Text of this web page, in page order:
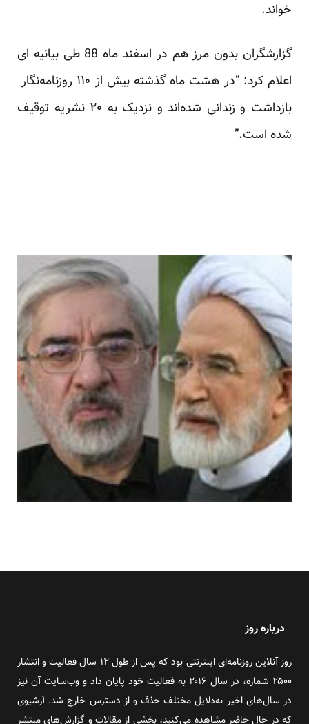
خواند.
گزارشگران بدون مرز هم در اسفند ماه 88 طی بیانیه ای
اعلام کرد: “در هشت ماه گذشته بیش از ۱۱۰ روزنامه‌نگار
بازداشت و زندانی شده‌اند و نزدیک به ۲۰ نشریه توقیف
شده است.”
درباره روز
روز آنلاین روزنامه‌ای اینترنتی بود که پس از طول ۱۲ سال فعالیت و انتشار
۲۵۰۰ شماره، در سال ۲۰۱۶ به فعالیت خود پایان داد و وب‌سایت آن نیز
در سال‌های اخیر به‌دلایل مختلف حذف و از دسترس خارج شد. آرشیوی
که در حال حاضر مشاهده می‌کنید، بخشی از مقالات و گزارش‌های منتشر